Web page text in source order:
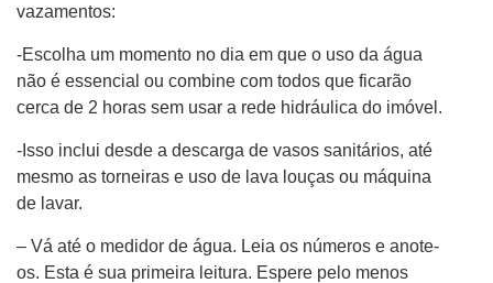
vazamentos:
-Escolha um momento no dia em que o uso da água
não é essencial ou combine com todos que ficarão
cerca de 2 horas sem usar a rede hidráulica do imóvel.
-Isso inclui desde a descarga de vasos sanitários, até
mesmo as torneiras e uso de lava louças ou máquina
de lavar.
– Vá até o medidor de água. Leia os números e anote-
os. Esta é sua primeira leitura. Espere pelo menos